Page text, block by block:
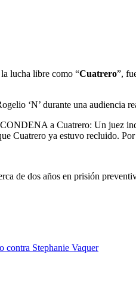
lucha libre como “Cuatrero”,
‘N’ durante una audiencia
a Cuatrero: Un juez
Cuatrero ya estuvo recluido.
de dos años en prisión
contra Stephanie Vaquer